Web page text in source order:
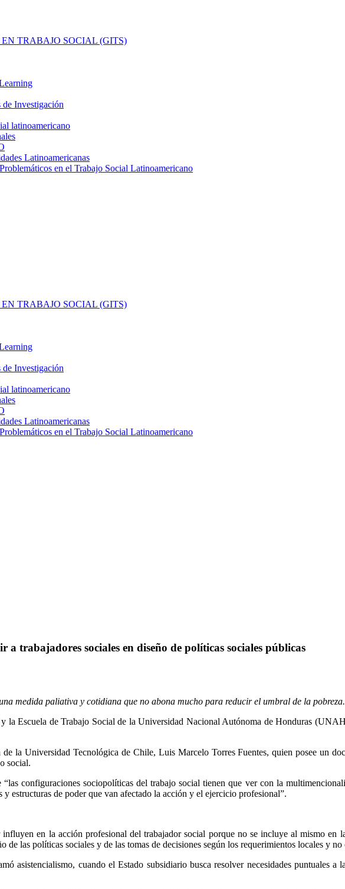
TRABAJO SOCIAL (GITS)
Investigación
latinoamericano
Latinoamericanas
en el Trabajo Social Latinoamericano
TRABAJO SOCIAL (GITS)
Investigación
latinoamericano
Latinoamericanas
en el Trabajo Social Latinoamericano
a trabajadores sociales en diseño de políticas sociales públicas
medida paliativa y cotidiana que no abona mucho para reducir el umbral de la pobreza.
la Escuela de Trabajo Social de la Universidad Nacional Autónoma de Honduras
la Universidad Tecnológica de Chile, Luis Marcelo Torres Fuentes, quien posee un
social.
configuraciones sociopolíticas del trabajo social tienen que ver con la
estructuras de poder que van afectado la acción y el ejercicio profesional”.
en la acción profesional del trabajador social porque no se incluye al mismo en
de las políticas sociales y de las tomas de decisiones según los requerimientos locales y
asistencialismo, cuando el Estado subsidiario busca resolver necesidades puntuales